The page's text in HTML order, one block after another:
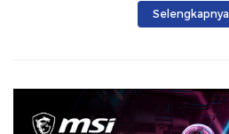
Selengkapnya